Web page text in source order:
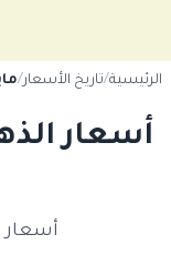
الرئيسية/تاريخ الأسعار/مايو
أسعار